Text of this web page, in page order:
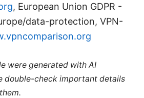
, European Union GDPR -
data-protection, VPN-
were generated with AI
double-check important details